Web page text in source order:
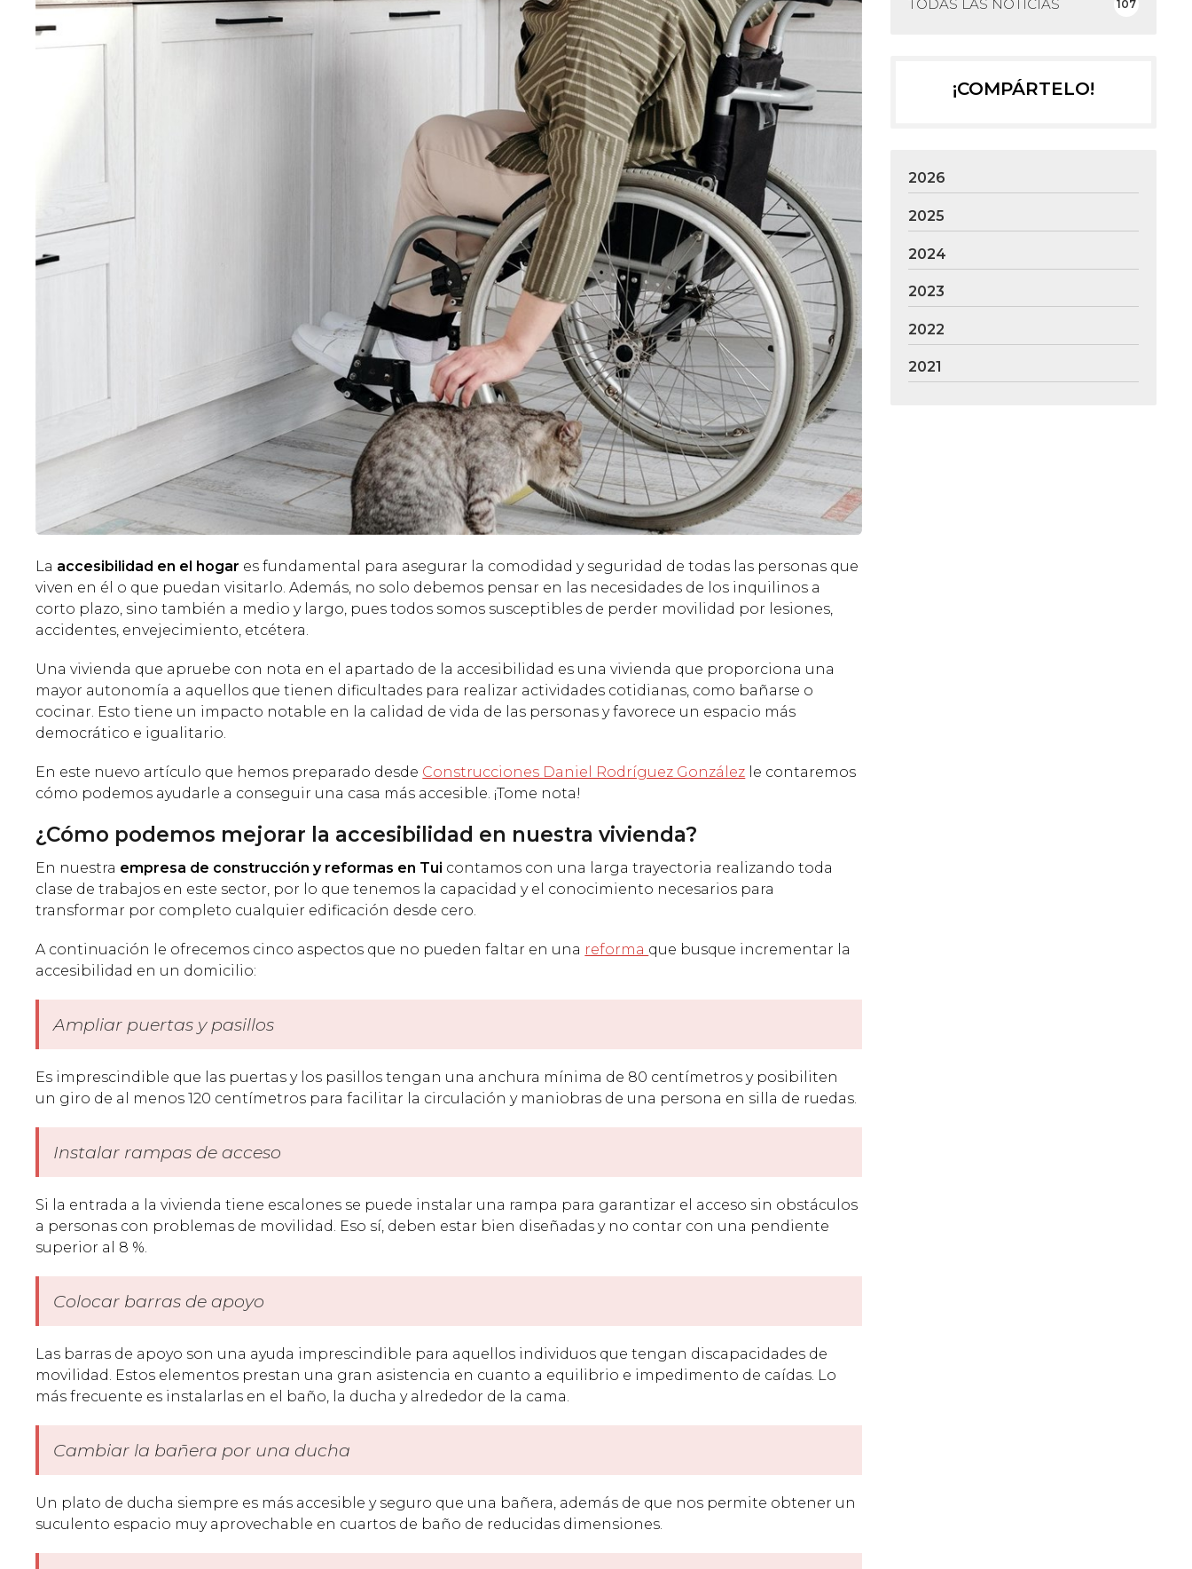
TODAS LAS NOTICIAS 107
La accesibilidad en el hogar es fundamental para asegurar la comodidad y seguridad de todas las personas que
viven en él o que puedan visitarlo. Además, no solo debemos pensar en las necesidades de los inquilinos a
corto plazo, sino también a medio y largo, pues todos somos susceptibles de perder movilidad por lesiones,
accidentes, envejecimiento, etcétera.
Una vivienda que apruebe con nota en el apartado de la accesibilidad es una vivienda que proporciona una
mayor autonomía a aquellos que tienen dificultades para realizar actividades cotidianas, como bañarse o
cocinar. Esto tiene un impacto notable en la calidad de vida de las personas y favorece un espacio más
democrático e igualitario.
En este nuevo artículo que hemos preparado desde Construcciones Daniel Rodríguez González le contaremos
cómo podemos ayudarle a conseguir una casa más accesible. ¡Tome nota!
¿Cómo podemos mejorar la accesibilidad en nuestra vivienda?
En nuestra empresa de construcción y reformas en Tui contamos con una larga trayectoria realizando toda
clase de trabajos en este sector, por lo que tenemos la capacidad y el conocimiento necesarios para
transformar por completo cualquier edificación desde cero.
A continuación le ofrecemos cinco aspectos que no pueden faltar en una reforma que busque incrementar la
accesibilidad en un domicilio:
Ampliar puertas y pasillos
Es imprescindible que las puertas y los pasillos tengan una anchura mínima de 80 centímetros y posibiliten
un giro de al menos 120 centímetros para facilitar la circulación y maniobras de una persona en silla de ruedas.
Instalar rampas de acceso
Si la entrada a la vivienda tiene escalones se puede instalar una rampa para garantizar el acceso sin obstáculos
a personas con problemas de movilidad. Eso sí, deben estar bien diseñadas y no contar con una pendiente
superior al 8 %.
Colocar barras de apoyo
Las barras de apoyo son una ayuda imprescindible para aquellos individuos que tengan discapacidades de
movilidad. Estos elementos prestan una gran asistencia en cuanto a equilibrio e impedimento de caídas. Lo
más frecuente es instalarlas en el baño, la ducha y alrededor de la cama.
Cambiar la bañera por una ducha
Un plato de ducha siempre es más accesible y seguro que una bañera, además de que nos permite obtener un
suculento espacio muy aprovechable en cuartos de baño de reducidas dimensiones.
¡COMPÁRTELO!
2026
2025
2024
2023
2022
2021